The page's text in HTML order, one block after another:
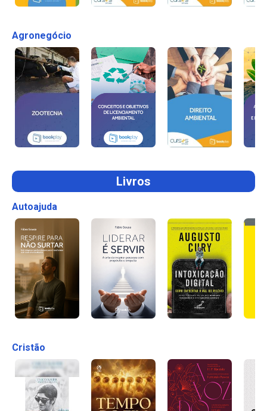
Agronegócio
Livros
Autoajuda
Cristão